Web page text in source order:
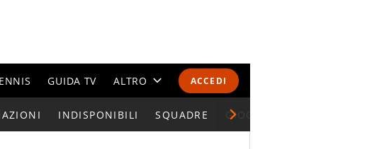
ACCEDI
GUIDA TV ALTRO
CALENDARI E CLASSIFICHE
INDISPONIBILI SQUADRE GIOCATORI SERIE A